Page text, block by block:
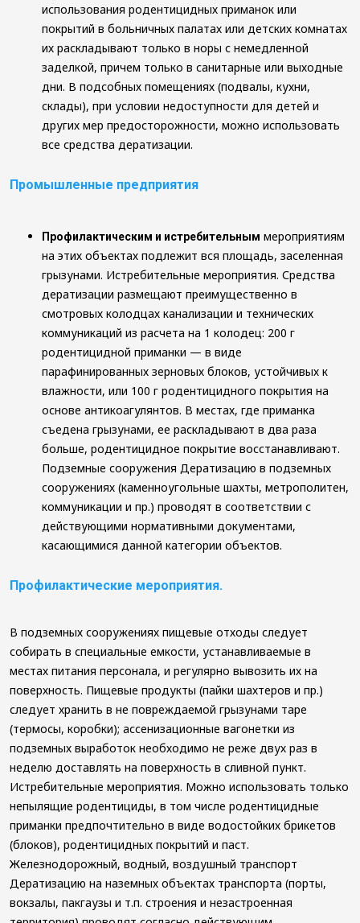
использования родентицидных приманок или
покрытий в больничных палатах или детских комнатах
их раскладывают только в норы с немедленной
заделкой, причем только в санитарные или выходные
дни. В подсобных помещениях (подвалы, кухни,
склады), при условии недоступности для детей и
других мер предосторожности, можно использовать
все средства дератизации.
Промышленные предприятия
Профилактическим и истребительным мероприятиям
на этих объектах подлежит вся площадь, заселенная
грызунами. Истребительные мероприятия. Средства
дератизации размещают преимущественно в
смотровых колодцах канализации и технических
коммуникаций из расчета на 1 колодец: 200 г
родентицидной приманки — в виде
парафинированных зерновых блоков, устойчивых к
влажности, или 100 г родентицидного покрытия на
основе антикоагулянтов. В местах, где приманка
съедена грызунами, ее раскладывают в два раза
больше, родентицидное покрытие восстанавливают.
Подземные сооружения Дератизацию в подземных
сооружениях (каменноугольные шахты, метрополитен,
коммуникации и пр.) проводят в соответствии с
действующими нормативными документами,
касающимися данной категории объектов.
Профилактические мероприятия.
В подземных сооружениях пищевые отходы следует
собирать в специальные емкости, устанавливаемые в
местах питания персонала, и регулярно вывозить их на
поверхность. Пищевые продукты (пайки шахтеров и пр.)
следует хранить в не повреждаемой грызунами таре
(термосы, коробки); ассенизационные вагонетки из
подземных выработок необходимо не реже двух раз в
неделю доставлять на поверхность в сливной пункт.
Истребительные мероприятия. Можно использовать только
непылящие родентициды, в том числе родентицидные
приманки предпочтительно в виде водостойких брикетов
(блоков), родентицидных покрытий и паст.
Железнодорожный, водный, воздушный транспорт
Дератизацию на наземных объектах транспорта (порты,
вокзалы, пакгаузы и т.п. строения и незастроенная